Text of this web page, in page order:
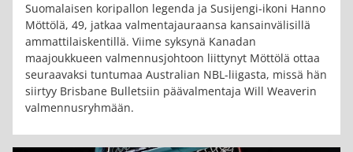
Suomalaisen koripallon legenda ja Susijengi-ikoni Hanno
Möttölä, 49, jatkaa valmentajauraansa kansainvälisillä
ammattilaiskentillä. Viime syksynä Kanadan
maajoukkueen valmennusjohtoon liittynyt Möttölä ottaa
seuraavaksi tuntumaa Australian NBL-liigasta, missä hän
siirtyy Brisbane Bulletsiin päävalmentaja Will Weaverin
valmennusryhmään.